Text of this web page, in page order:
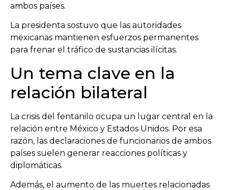
ambos países.
La presidenta sostuvo que las autoridades
mexicanas mantienen esfuerzos permanentes
para frenar el tráfico de sustancias ilícitas.
Un tema clave en la
relación bilateral
La crisis del fentanilo ocupa un lugar central en la
relación entre México y Estados Unidos. Por esa
razón, las declaraciones de funcionarios de ambos
países suelen generar reacciones políticas y
diplomáticas.
Además, el aumento de las muertes relacionadas